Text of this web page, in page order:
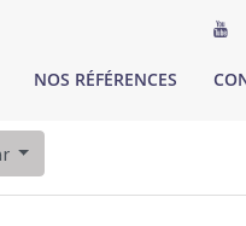
NOS RÉFÉRENCES